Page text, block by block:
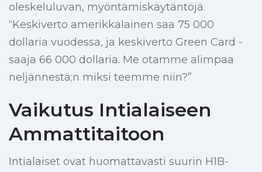
oleskeluluvan, myöntämiskäytäntöjä.
“Keskiverto amerikkalainen saa 75 000
dollaria vuodessa, ja keskiverto Green Card -
saaja 66 000 dollaria. Me otamme alimpaa
neljännestä;n miksi teemme niin?”
Vaikutus Intialaiseen
Ammattitaitoon
Intialaiset ovat huomattavasti suurin H1B-